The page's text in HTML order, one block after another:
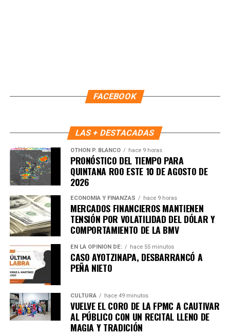
Únete al canal oficial de WhatsApp de
en tu teléfono.
Unirme al canal de WhatsApp
FACEBOOK
LAS + DESTACADAS
OTHON P. BLANCO hace 9 horas
PRONÓSTICO DEL TIEMPO PARA
QUINTANA ROO ESTE 10 DE AGOSTO DE
2026
ECONOMÍA Y FINANZAS hace 9 horas
MERCADOS FINANCIEROS MANTIENEN
TENSIÓN POR VOLATILIDAD DEL DÓLAR Y
COMPORTAMIENTO DE LA BMV
EN LA OPINIÓN DE: hace 55 minutos
CASO AYOTZINAPA, DESBARRANCÓ A
PEÑA NIETO
CULTURA hace 49 minutos
VUELVE EL CORO DE LA FPMC A CAUTIVAR
AL PÚBLICO CON UN RECITAL LLENO DE
MAGIA Y TRADICIÓN